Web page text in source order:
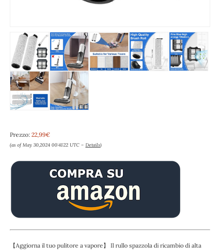
Prezzo: 22,99€
(as of May 30,2024 00:41:22 UTC – Details)
【Aggiorna il tuo pulitore a vapore】 Il rullo spazzola di ricambio di alta